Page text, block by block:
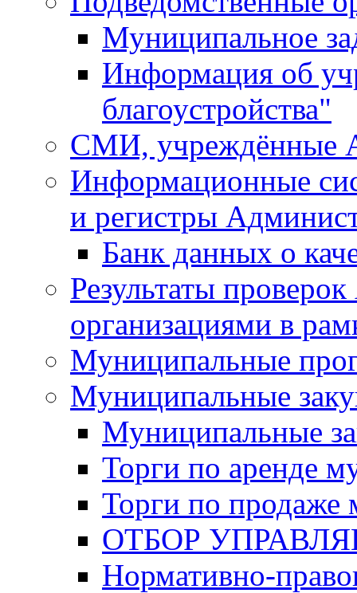
Муниципальное
Информация об
благоустройства"
СМИ, учреждённые
Информационные
и регистры
Банк данных о
Результаты
организациями в
Муниципальные
Муниципальные
Муниципальные
Торги по аренде
Торги по продаже
ОТБОР
Нормативно-